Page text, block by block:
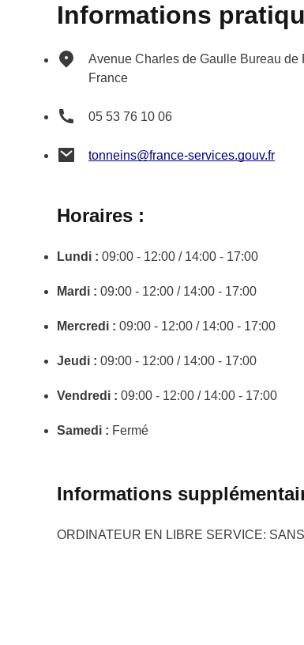
Informations
Avenue Charles de Gaulle Bureau de
France
05 53 76 10 06
tonneins@france-services.gouv.fr
Horaires :
Lundi : 09:00 - 12:00 / 14:00 - 17:00
Mardi : 09:00 - 12:00 / 14:00 - 17:00
Mercredi : 09:00 - 12:00 / 14:00 - 17:00
Jeudi : 09:00 - 12:00 / 14:00 - 17:00
Vendredi : 09:00 - 12:00 / 14:00 - 17:00
Samedi : Fermé
Informations
ORDINATEUR EN LIBRE SERVICE: